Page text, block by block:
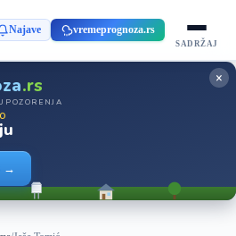
Najave vremeprognoza.rs
SADRŽAJ
.rs
→
×